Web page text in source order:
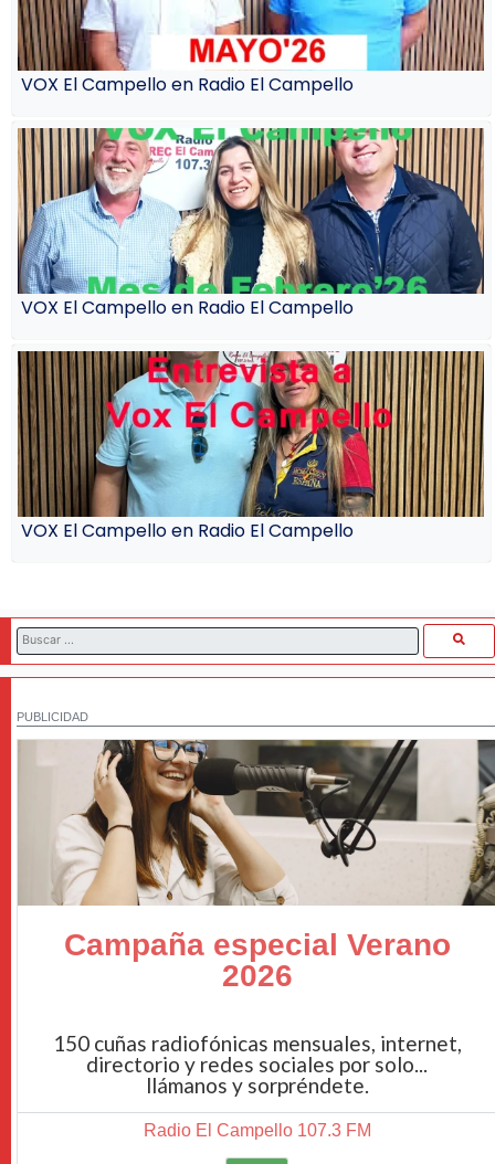
VOX El Campello en Radio El Campello
VOX El Campello en Radio El Campello
VOX El Campello en Radio El Campello
PUBLICIDAD
Campaña especial Verano
2026
150 cuñas radiofónicas mensuales, internet,
directorio y redes sociales por solo...
llámanos y sorpréndete.
Radio El Campello 107.3 FM